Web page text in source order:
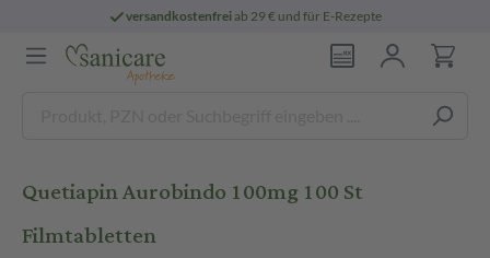
versandkostenfreiab 29 € und für E-Rezepte
Quetiapin Aurobindo 100mg 100 St
Filmtabletten